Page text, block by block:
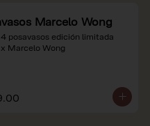
Marcelo Wong
posavasos edición limitada
Marcelo Wong